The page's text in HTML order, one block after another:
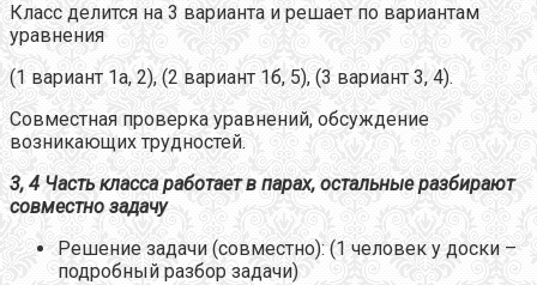
Класс делится на 3 варианта и решает по вариантам
уравнения
(1 вариант 1а, 2), (2 вариант 1б, 5), (3 вариант 3, 4).
Совместная проверка уравнений, обсуждение
возникающих трудностей.
3, 4 Часть класса работает в парах, остальные разбирают
совместно задачу
Решение задачи (совместно): (1 человек у доски –
подробный разбор задачи)